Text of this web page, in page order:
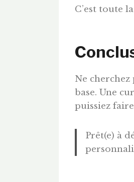
C’est toute
Ne
base. Une
puissiez
Prêt(e) à